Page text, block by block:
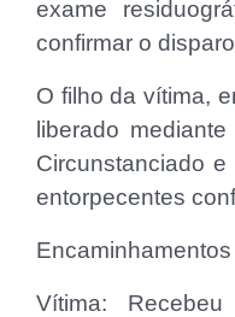
exame
confirmar o
O filho da vítima,
liberado
Circunstanciado
entorpecentes
Encaminhamentos
Vítima: